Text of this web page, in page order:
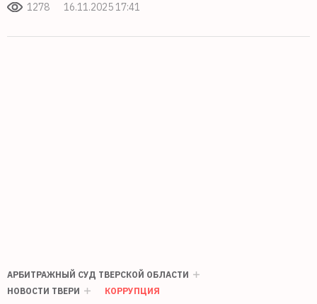
1278 16.11.2025 17:41
АРБИТРАЖНЫЙ СУД ТВЕРСКОЙ ОБЛАСТИ
НОВОСТИ ТВЕРИ
КОРРУПЦИЯ